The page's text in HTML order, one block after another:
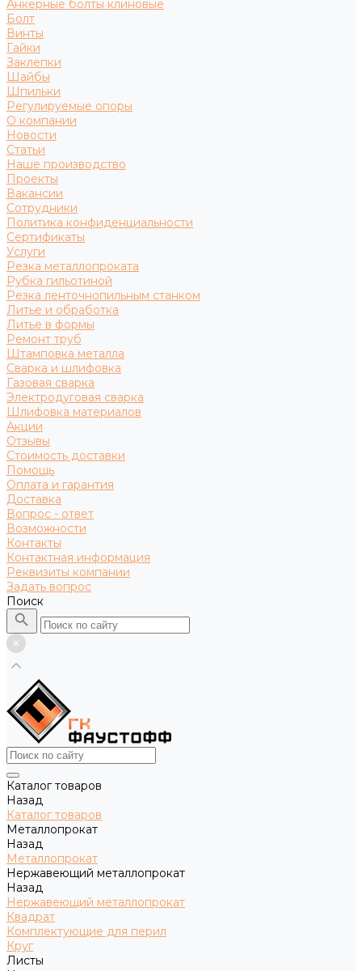
Анкерные болты клиновые
Болт
Винты
Гайки
Заклепки
Шайбы
Шпильки
Регулируемые опоры
О компании
Новости
Статьи
Наше производство
Проекты
Вакансии
Сотрудники
Политика конфиденциальности
Сертификаты
Услуги
Резка металлопроката
Рубка гильотиной
Резка ленточнопильным станком
Литье и обработка
Литье в формы
Ремонт труб
Штамповка металла
Сварка и шлифовка
Газовая сварка
Электродуговая сварка
Шлифовка материалов
Акции
Отзывы
Стоимость доставки
Помощь
Оплата и гарантия
Доставка
Вопрос - ответ
Возможности
Контакты
Контактная информация
Реквизиты компании
Задать вопрос
Поиск
Каталог товаров
Назад
Каталог товаров
Металлопрокат
Назад
Металлопрокат
Нержавеющий металлопрокат
Назад
Нержавеющий металлопрокат
Квадрат
Комплектующие для перил
Круг
Листы